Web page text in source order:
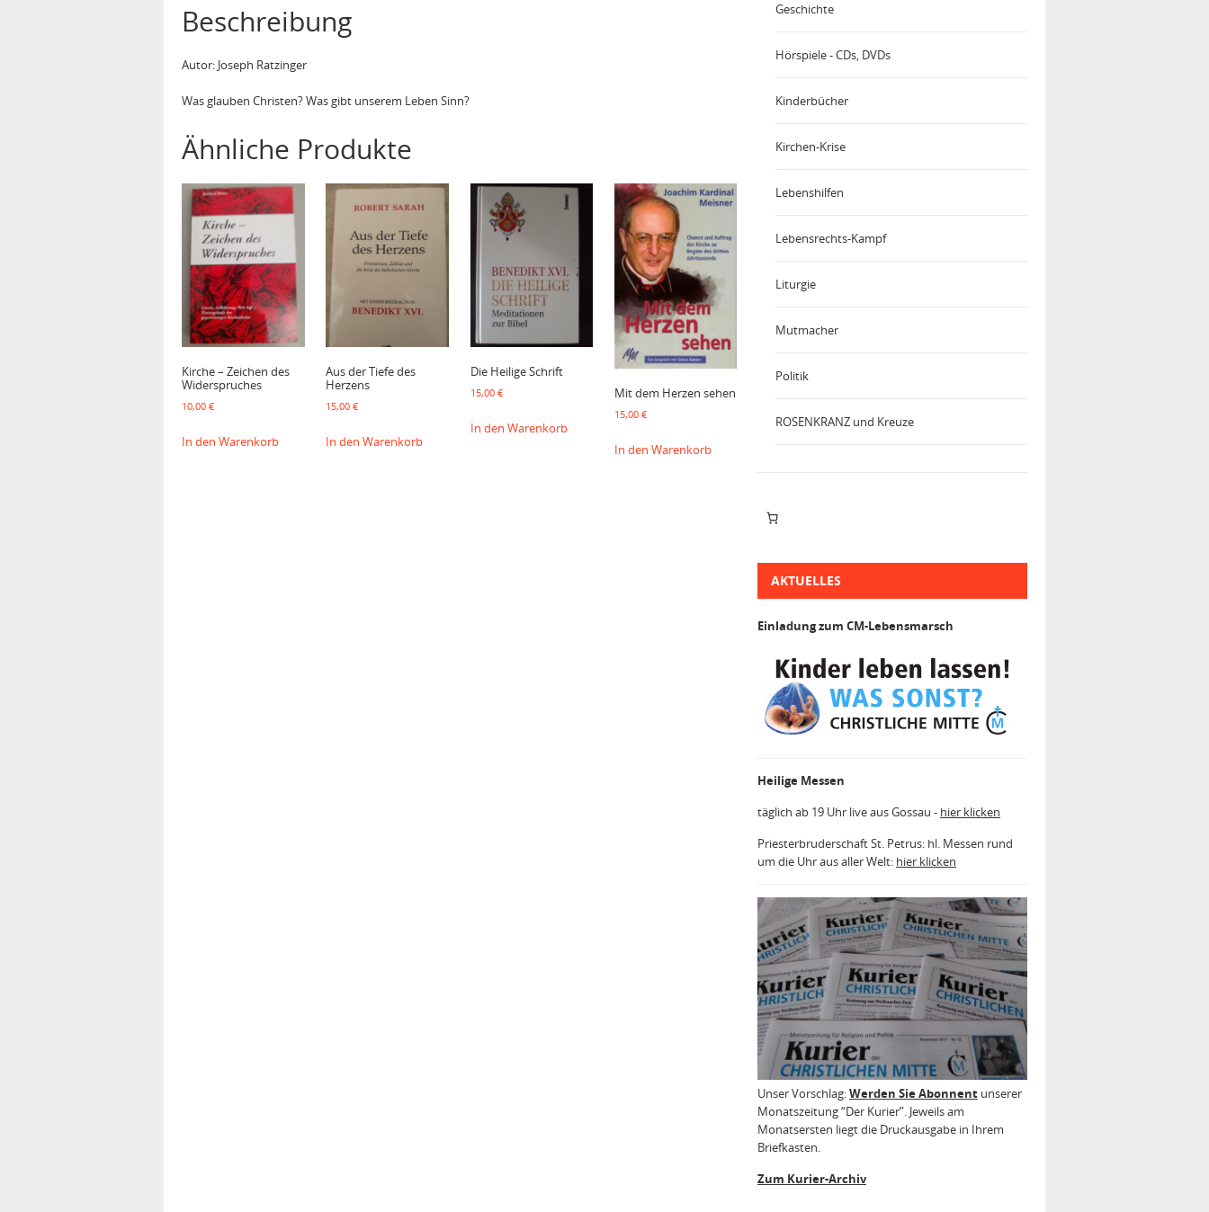
Beschreibung
Autor: Joseph Ratzinger
Was glauben Christen? Was gibt unserem Leben Sinn?
Ähnliche Produkte
Kirche – Zeichen des
Widerspruches
10,00 €
In den Warenkorb
Aus der Tiefe des
Herzens
15,00€
In den Warenkorb
Die Heilige Schrift
15,00 €
In den Warenkorb
Mit dem Herzen sehen
15,00 €
In den Warenkorb
Geschichte
Hörspiele - CDs, DVDs
Kinderbücher
Kirchen-Krise
Lebenshilfen
Lebensrechts-Kampf
Liturgie
Mutmacher
Politik
ROSENKRANZ und Kreuze
AKTUELLES
Einladung zum CM-Lebensmarsch
Heilige Messen
täglich ab 19 Uhr live aus Gossau - hier klicken
Priesterbruderschaft St. Petrus: hl. Messen rund
um die Uhr aus aller Welt: hier klicken
Unser Vorschlag:Werden Sie Abonnent unserer
Monatszeitung “Der Kurier”. Jeweils am
Monatsersten liegt die Druckausgabe in Ihrem
Briefkasten.
Zum Kurier-Archiv